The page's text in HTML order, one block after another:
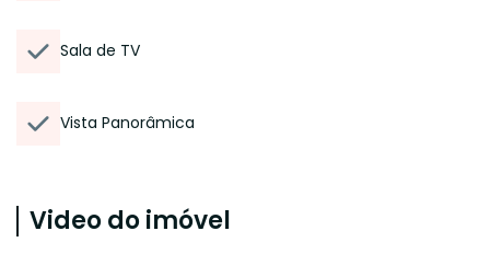
Sala de TV
Vista Panorâmica
Video do imóvel